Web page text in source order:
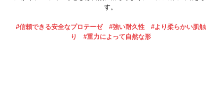
す。
#信頼できる安全なプロテーゼ #強い耐久性 #より柔らかい肌触
り #重力によって自然な形